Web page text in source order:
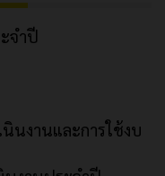
จำปี
นงานและการใช้งบ